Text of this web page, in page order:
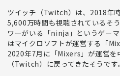
ツイッチ（Twitch） は、2018年
5,600万時間も視聴されている そ
ワーがいる「ninja」というゲー
はマイクロソフトが運営する「
2020年7月に「Mixers」が運営を
（Twitch）に戻ってきたそうです。